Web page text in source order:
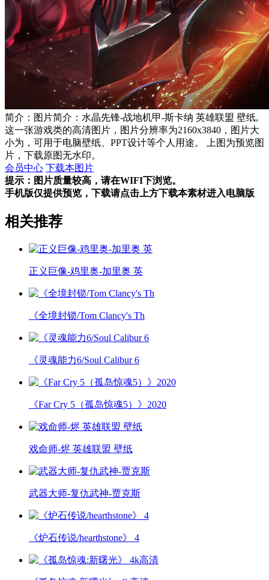
简介：图片简介：水晶先锋-战地机甲-斯卡纳 英雄联盟 壁纸,
这一张游戏类的高清图片，图片分辨率为2160x3840，图片大
小为，可用于电脑壁纸、PPT设计等个人用途。 上图为预览图
片，下载原图无水印。
会员中心 下载本图片
提示：图片质量较高，请在WIFI下浏览。
手机版仅提供预览，下载请点击上方下载本素材进入电脑版
相关推荐
正义巨像-鸡里奥-加里奥 英
《全境封锁/Tom Clancy's Th
《灵魂能力6/Soul Calibur 6
《Far Cry 5（孤岛惊魂5）》2020
戏命师-烬 英雄联盟 壁纸
武器大师-复仇武神-贾克斯
《炉石传说/hearthstone》 4